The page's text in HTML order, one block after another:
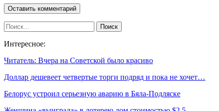
Интересное:
Читатель: Вчера на Советской было красиво
Доллар дешевеет четвертые торги подряд и пока не хочет…
Белорус устроил серьезную аварию в Бяла-Подляске